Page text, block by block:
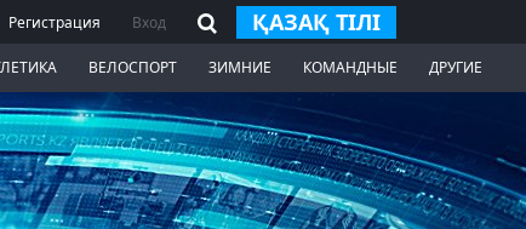
Регистрация Вход ҚАЗАҚ ТІЛІ
ВЕЛОСПОРТ ЗИМНИЕ КОМАНДНЫЕ ДРУГИЕ